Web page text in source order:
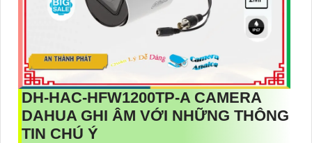
DH-HAC-HFW1200TP-A CAMERA
DAHUA GHI ÂM VỚI NHỮNG THÔNG
TIN CHÚ Ý